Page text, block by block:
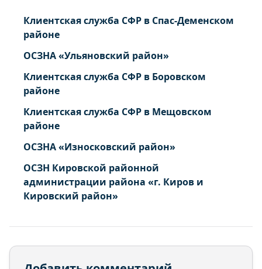
Клиентская служба СФР в Спас-Деменском
районе
ОСЗНА «Ульяновский район»
Клиентская служба СФР в Боровском
районе
Клиентская служба СФР в Мещовском
районе
ОСЗНА «Износковский район»
ОСЗН Кировской районной
администрации района «г. Киров и
Кировский район»